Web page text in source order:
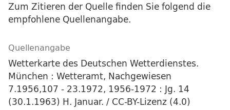
Zum Zitieren der Quelle finden Sie folgend die
empfohlene Quellenangabe.
Quellenangabe
Wetterkarte des Deutschen Wetterdienstes.
München : Wetteramt, Nachgewiesen
7.1956,107 - 23.1972, 1956-1972 : Jg. 14
(30.1.1963) H. Januar. / CC-BY-Lizenz (4.0)